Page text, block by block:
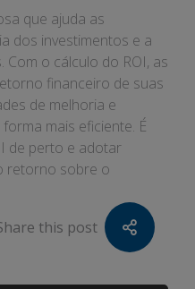
que ajuda as
dos investimentos e a
o cálculo do ROI, as
financeiro de suas
de melhoria e
mais eficiente. É
de perto e adotar
retorno sobre o
this post